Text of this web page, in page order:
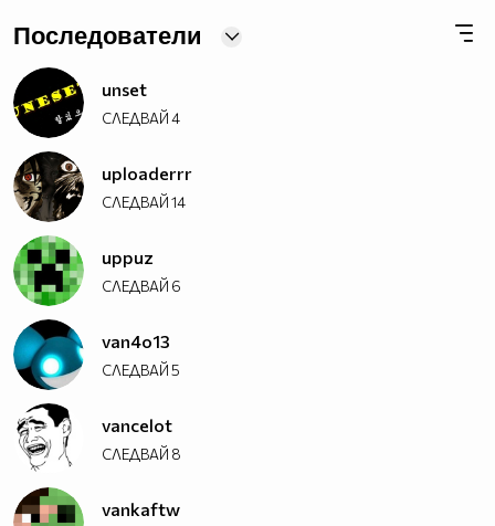
Последователи
unset
СЛЕДВАЙ4
uploaderrr
СЛЕДВАЙ14
uppuz
СЛЕДВАЙ 6
van4o13
СЛЕДВАЙ5
vancelot
СЛЕДВАЙ 8
vankaftw